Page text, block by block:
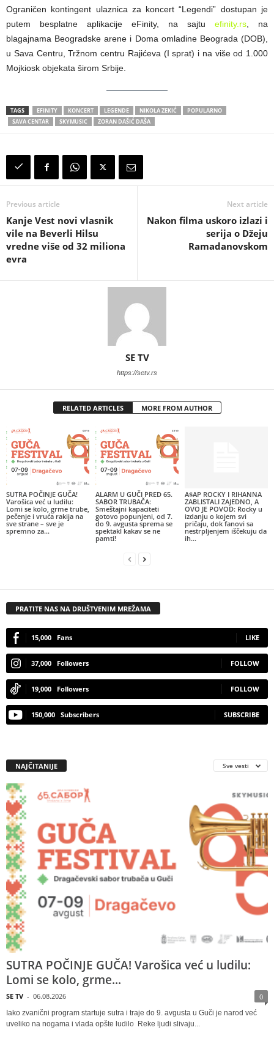
Ograničen kontingent ulaznica za koncert “Legendi” dostupan je
putem besplatne aplikacije eFinity, na sajtu efinity.rs , na
blagajnama Beogradske arene i Doma omladine Beograda (DOB),
u Sava Centru, Tržnom centru Rajićeva (I sprat) i na više od 1.000
Mojkiosk objekata širom Srbije.
TAGS EFINITY KONCERT LEGENDE NIKOLA ZEKIĆ
POPULARNO
SAVA CENTAR
SKYMUSIC ZORAN DAŠIĆ DAŠA
Previous article
Kanje Vest novi vlasnik
vile na Beverli Hilsu
vredne više od 32 miliona
evra
Next article
Nakon filma uskoro izlazi i
serija o Džeju
Ramadanovskom
SE TV
https://setv.rs
RELATED ARTICLES MORE FROM AUTHOR
SUTRA POČINJE GUČA!
Varošica već u ludilu:
Lomi se kolo, grme trube,
pečenje i vruća rakija na
sve strane – sve je
spremno za...
ALARM U GUČI PRED 65.
SABOR TRUBAČA:
Smeštajni kapaciteti
gotovo popunjeni, od 7.
do 9. avgusta sprema se
spektakl kakav se ne
pamti!
A$AP ROCKY I RIHANNA
ZABLISTALI ZAJEDNO, A
OVO JE POVOD: Rocky u
izdanju o kojem svi
pričaju, dok fanovi sa
nestrpljenjem iščekuju da
ih...
PRATITE NAS NA DRUŠTVENIM MREŽAMA
15,000 Fans LIKE
37,000 Followers FOLLOW
19,000 Followers FOLLOW
150,000 Subscribers SUBSCRIBE
NAJČITANIJE Sve vesti
SUTRA POČINJE GUČA! Varošica već u ludilu:
Lomi se kolo, grme...
SE TV - 06.08.2026 0
Iako zvanični program startuje sutra i traje do 9. avgusta u Guči je narod već
uveliko na nogama i vlada opšte ludilo Reke ljudi slivaju...